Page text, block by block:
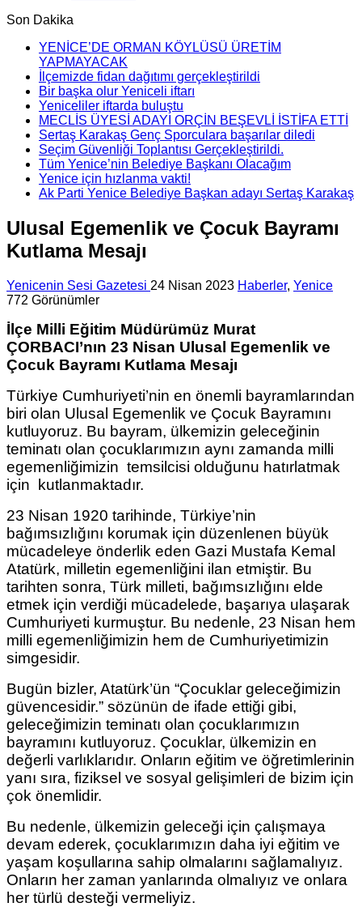
Son Dakika
YENİCE’DE ORMAN KÖYLÜSÜ ÜRETİM
YAPMAYACAK
İlçemizde fidan dağıtımı gerçekleştirildi
Bir başka olur Yeniceli iftarı
Yeniceliler iftarda buluştu
MECLİS ÜYESİ ADAYI ORÇİN BEŞEVLİ İSTİFA ETTİ
Sertaş Karakaş Genç Sporculara başarılar diledi
Seçim Güvenliği Toplantısı Gerçekleştirildi.
Tüm Yenice’nin Belediye Başkanı Olacağım
Yenice için hızlanma vakti!
Ak Parti Yenice Belediye Başkan adayı Sertaş Karakaş
Ulusal Egemenlik ve Çocuk Bayramı
Kutlama Mesajı
Yenicenin Sesi Gazetesi 24 Nisan 2023 Haberler, Yenice
772 Görünümler
İlçe Milli Eğitim Müdürümüz Murat
ÇORBACI’nın 23 Nisan Ulusal Egemenlik ve
Çocuk Bayramı Kutlama Mesajı
Türkiye Cumhuriyeti’nin en önemli bayramlarından
biri olan Ulusal Egemenlik ve Çocuk Bayramını
kutluyoruz. Bu bayram, ülkemizin geleceğinin
teminatı olan çocuklarımızın aynı zamanda milli
egemenliğimizin temsilcisi olduğunu hatırlatmak
için kutlanmaktadır.
23 Nisan 1920 tarihinde, Türkiye’nin
bağımsızlığını korumak için düzenlenen büyük
mücadeleye önderlik eden Gazi Mustafa Kemal
Atatürk, milletin egemenliğini ilan etmiştir. Bu
tarihten sonra, Türk milleti, bağımsızlığını elde
etmek için verdiği mücadelede, başarıya ulaşarak
Cumhuriyeti kurmuştur. Bu nedenle, 23 Nisan hem
milli egemenliğimizin hem de Cumhuriyetimizin
simgesidir.
Bugün bizler, Atatürk’ün “Çocuklar geleceğimizin
güvencesidir.” sözünün de ifade ettiği gibi,
geleceğimizin teminatı olan çocuklarımızın
bayramını kutluyoruz. Çocuklar, ülkemizin en
değerli varlıklarıdır. Onların eğitim ve öğretimlerinin
yanı sıra, fiziksel ve sosyal gelişimleri de bizim için
çok önemlidir.
Bu nedenle, ülkemizin geleceği için çalışmaya
devam ederek, çocuklarımızın daha iyi eğitim ve
yaşam koşullarına sahip olmalarını sağlamalıyız.
Onların her zaman yanlarında olmalıyız ve onlara
her türlü desteği vermeliyiz.